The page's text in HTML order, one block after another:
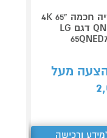
טלוויזיה חכמה "65 4K
QNED AI דגם LG
מעל
ורכישה